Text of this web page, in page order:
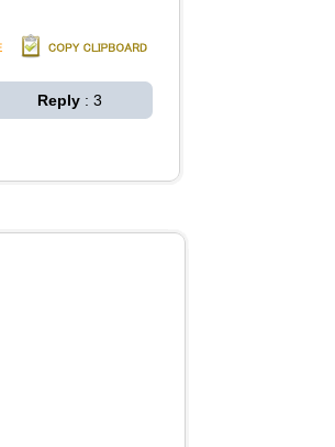
Reply : 3